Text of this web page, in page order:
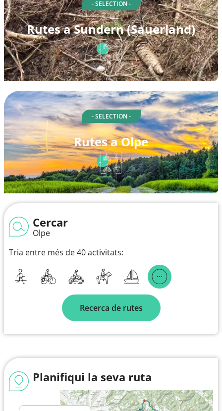
- SELECTION -
Rutes a Sundern (Sauerland)
- SELECTION -
Rutes a Olpe
Cercar
Olpe
Tria entre més de 40 activitats:
Recerca de rutes
Planifiqui la seva ruta